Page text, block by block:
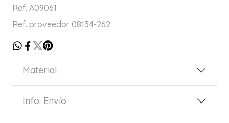
Ref. A09061
Ref. proveedor 08134-262
Material
Info. Envío